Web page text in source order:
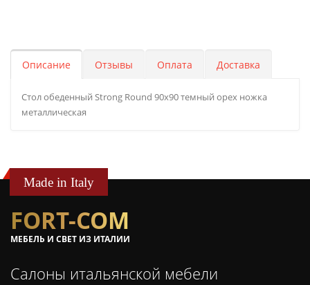
Описание Отзывы Оплата Доставка
Стол обеденный Strong Round 90х90 темный орех ножка
металлическая
Made in Italy
FORT-COM
МЕБЕЛЬ И СВЕТ ИЗ ИТАЛИИ
Салоны итальянской мебели